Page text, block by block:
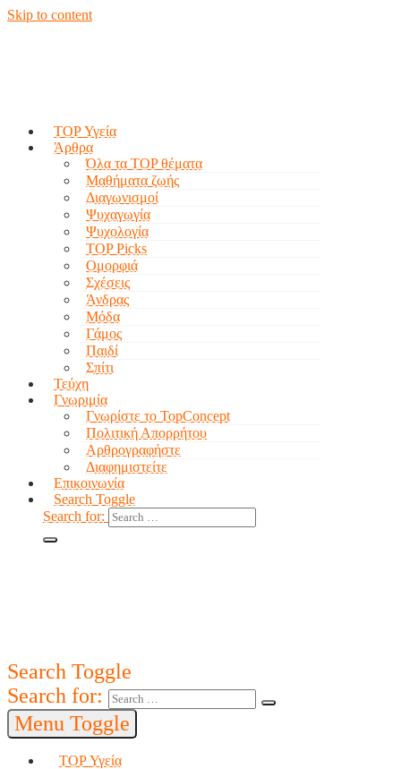
Skip to content
TOP Υγεία
Άρθρα
Όλα τα TOP θέματα
Μαθήματα ζωής
Διαγωνισμοί
Ψυχαγωγία
Ψυχολογία
TOP Picks
Ομορφιά
Σχέσεις
Άνδρας
Μόδα
Γάμος
Παιδί
Σπίτι
Τεύχη
Γνωριμία
Γνωρίστε το TopConcept
Πολιτική Απορρήτου
Αρθρογραφήστε
Διαφημιστείτε
Επικοινωνία
Search Toggle
Search for:
Search Toggle
Search for:
Menu Toggle
TOP Υγεία